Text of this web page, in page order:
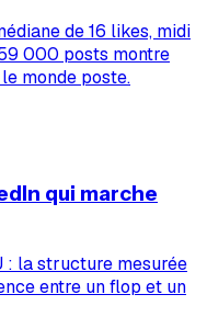
de 16 likes, midi
000 posts montre
monde poste.
qui marche
: la structure mesurée
entre un flop et un